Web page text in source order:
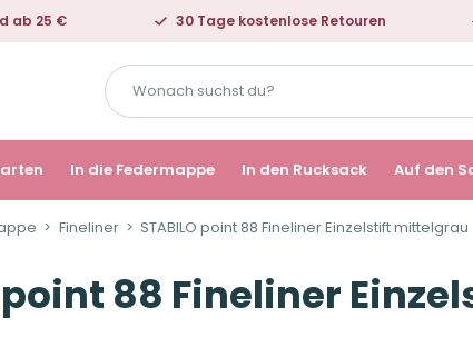
ab 25 € 30 Tage kostenlose Retouren
Wonach
suchst
du?
In die Federmappe In den Rucksack Auf den
Fineliner STABILO point 88 Fineliner Einzelstift mittelgrau
point 88 Fineliner